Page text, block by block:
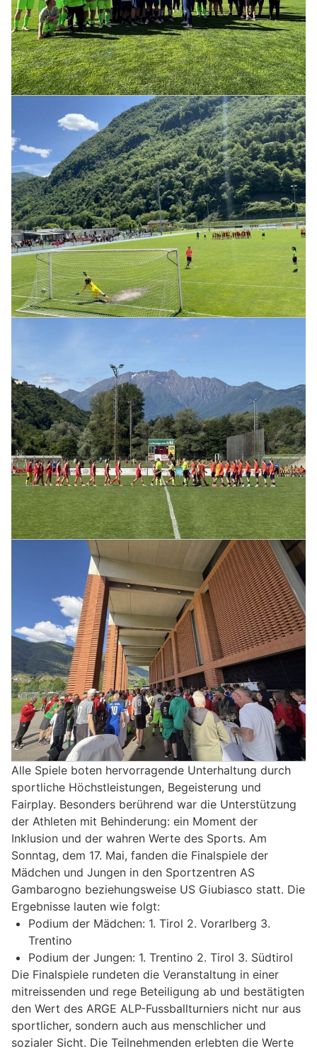
Alle Spiele boten hervorragende Unterhaltung durch
sportliche Höchstleistungen, Begeisterung und
Fairplay. Besonders berührend war die Unterstützung
der Athleten mit Behinderung: ein Moment der
Inklusion und der wahren Werte des Sports. Am
Sonntag, dem 17. Mai, fanden die Finalspiele der
Mädchen und Jungen in den Sportzentren AS
Gambarogno beziehungsweise US Giubiasco statt. Die
Ergebnisse lauten wie folgt:
Podium der Mädchen: 1. Tirol 2. Vorarlberg 3.
Trentino
Podium der Jungen: 1. Trentino 2. Tirol 3. Südtirol
Die Finalspiele rundeten die Veranstaltung in einer
mitreissenden und rege Beteiligung ab und bestätigten
den Wert des ARGE ALP-Fussballturniers nicht nur aus
sportlicher, sondern auch aus menschlicher und
sozialer Sicht. Die Teilnehmenden erlebten die Werte